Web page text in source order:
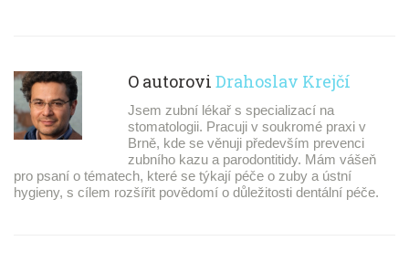
O autorovi Drahoslav Krejčí
Jsem zubní lékař s specializací na
stomatologii. Pracuji v soukromé praxi v
Brně, kde se věnuji především prevenci
zubního kazu a parodontitidy. Mám vášeň
pro psaní o tématech, které se týkají péče o zuby a ústní
hygieny, s cílem rozšířit povědomí o důležitosti dentální péče.